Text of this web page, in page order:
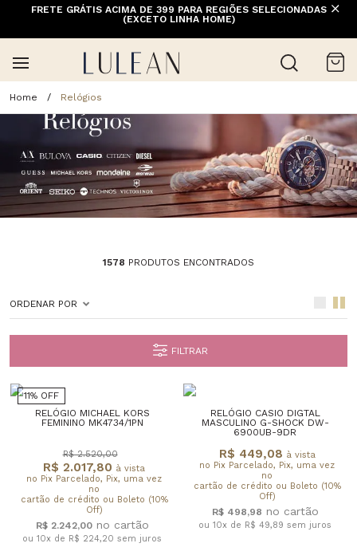
FRETE GRÁTIS ACIMA DE 399 PARA REGIÕES SELECIONADAS
(EXCETO LINHA HOME)
Relógios
1578 PRODUTOS ENCONTRADOS
ORDENAR POR
FILTRAR
11% OFF
RELÓGIO MICHAEL KORS
FEMININO MK4734/1PN
R$ 2.017,80 à vista
no Pix Parcelado, Pix, uma vez
no
cartão de crédito ou Boleto (10%
Off)
R$ 2.520,00
R$ 2.242,00
ou 10x de R$ 224,20 sem juros
RELÓGIO CASIO DIGTAL
MASCULINO G-SHOCK DW-
6900UB-9DR
R$ 449,08 à vista
no Pix Parcelado, Pix, uma vez
no
cartão de crédito ou Boleto (10%
Off)
R$ 498,98
ou 10x de R$ 49,89 sem juros